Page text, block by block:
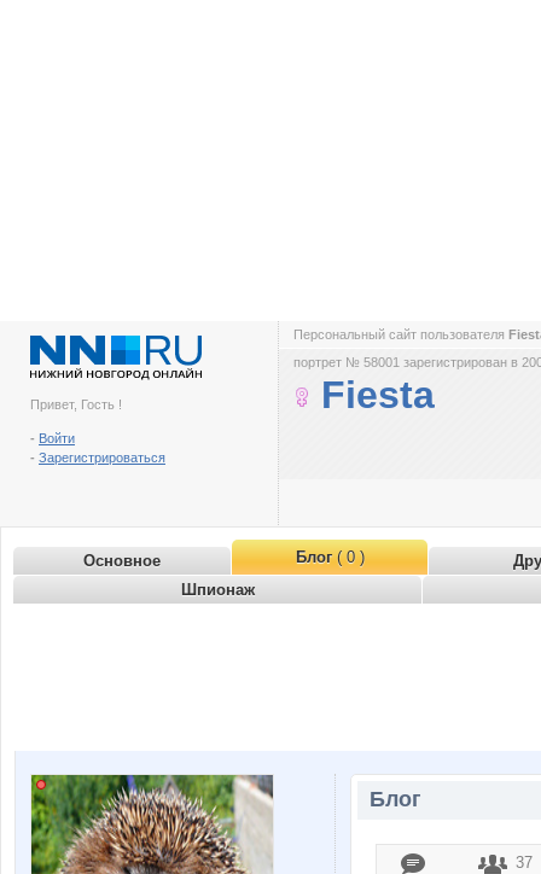
Привет, Гость !
- Войти
- Зарегистрироваться
Персональный сайт пользователя
портрет № 58001 зарегистрирован в
Fiesta
Основное Блог( 0 )
Шпионаж
Блог
37